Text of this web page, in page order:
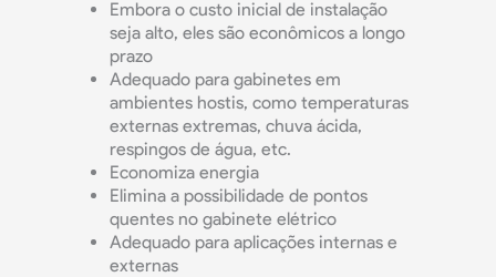
Embora o custo inicial de instalação
seja alto, eles são econômicos a longo
prazo
Adequado para gabinetes em
ambientes hostis, como temperaturas
externas extremas, chuva ácida,
respingos de água, etc.
Economiza energia
Elimina a possibilidade de pontos
quentes no gabinete elétrico
Adequado para aplicações internas e
externas